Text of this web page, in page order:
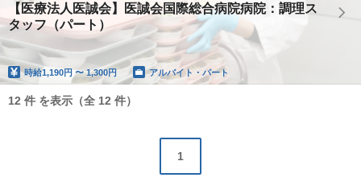
【医療法人医誠会】医誠会国際総合病院病院：調理ス
タッフ（パート）
時給1,190円 〜 1,300円 アルバイト・パート
12 件 を表示（全 12 件）
1